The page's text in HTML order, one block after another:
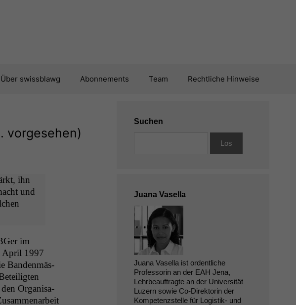
Über swissblawg Abonnements Team Rechtliche Hinweise
vorgesehen)
ihn
und
im
April 1997
Ban­den­mäs­
Organ­i­sa­
Suchen
Juana Vasella
Juana Vasella ist ordentliche
Professorin an der EAH Jena,
Lehrbeauftragte an der Universität
Luzern sowie Co-Direktorin der
Kompetenzstelle für Logistik- und